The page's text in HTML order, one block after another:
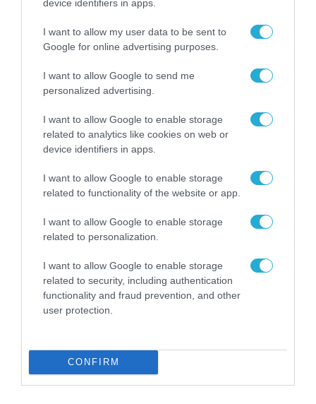
device identifiers in apps.
I want to allow my user data to be sent to
Google for online advertising purposes.
I want to allow Google to send me
personalized advertising.
I want to allow Google to enable storage
related to analytics like cookies on web or
device identifiers in apps.
I want to allow Google to enable storage
related to functionality of the website or app.
I want to allow Google to enable storage
related to personalization.
I want to allow Google to enable storage
related to security, including authentication
functionality and fraud prevention, and other
user protection.
CONFIRM
ΑΑΔΕ: Διευκρινίσεις για τα πρόστιμα σε
παραβάσεις που αφορούν τους ΦΗΜ
31.07.2026
Νέος οδηγός του ΕΚΤ για τη
χρηματοδότηση των ελληνικών
επιχειρήσεων στον χώρο της άμυνας